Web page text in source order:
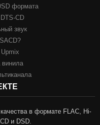
формата
CD
звук
в формате FLAC, Hi-
и DSD.